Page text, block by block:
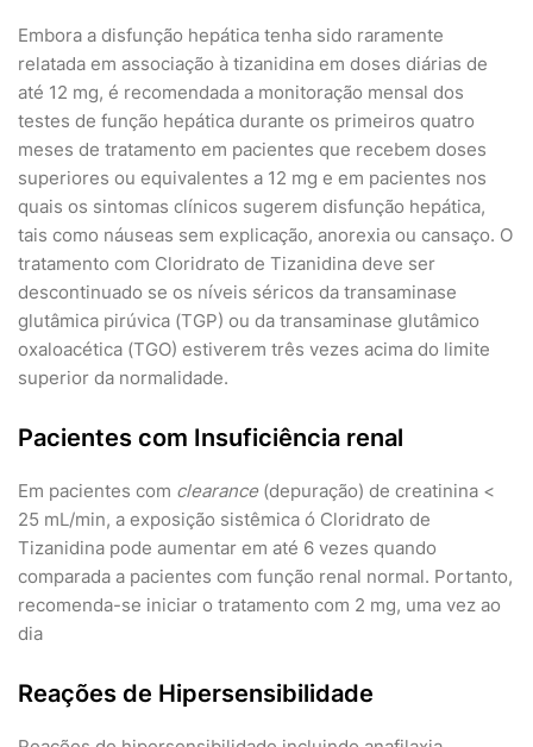
Embora a disfunção hepática tenha sido raramente
relatada em associação à tizanidina em doses diárias de
até 12 mg, é recomendada a monitoração mensal dos
testes de função hepática durante os primeiros quatro
meses de tratamento em pacientes que recebem doses
superiores ou equivalentes a 12 mg e em pacientes nos
quais os sintomas clínicos sugerem disfunção hepática,
tais como náuseas sem explicação, anorexia ou cansaço. O
tratamento com Cloridrato de Tizanidina deve ser
descontinuado se os níveis séricos da transaminase
glutâmica pirúvica (TGP) ou da transaminase glutâmico
oxaloacética (TGO) estiverem três vezes acima do limite
superior da normalidade.
Pacientes com Insuficiência renal
Em pacientes com clearance (depuração) de creatinina <
25 mL/min, a exposição sistêmica ó Cloridrato de
Tizanidina pode aumentar em até 6 vezes quando
comparada a pacientes com função renal normal. Portanto,
recomenda-se iniciar o tratamento com 2 mg, uma vez ao
dia
Reações de Hipersensibilidade